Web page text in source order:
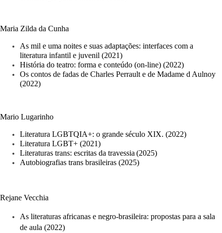
Maria Zilda da Cunha
As mil e uma noites e suas adaptações: interfaces com a
literatura infantil e juvenil (2021)
História do teatro: forma e conteúdo (on-line) (2022)
Os contos de fadas de Charles Perrault e de Madame d Aulnoy
(2022)
Mario Lugarinho
Literatura LGBTQIA+: o grande século XIX. (2022)
Literatura LGBT+ (2021)
Literaturas trans: escritas da travessia (2025)
Autobiografias trans brasileiras (2025)
Rejane Vecchia
As literaturas africanas e negro-brasileira: propostas para a sala
de aula (2022)